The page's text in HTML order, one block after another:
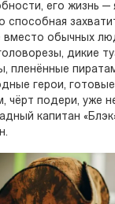
его жизнь —
способная
вместо обычных
дикие
пленённые
герои,
чёрт подери, уже
капитан